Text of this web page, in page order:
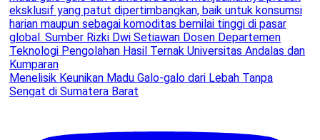
Menelisik Keunikan Madu Galo-galo dari Lebah Tanpa
Sengat di Sumatera Barat